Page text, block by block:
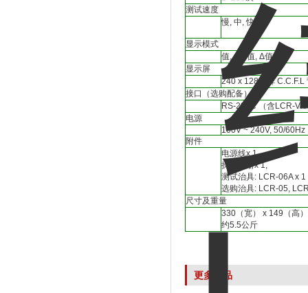
测试速度
慢, 中, 快
显示模式
值, Δ%值, Δ值
显示屏
240 x 128点阵 C.C.F.L
接口（选购配备）
RS-232C （含LCR-
电源
100V ~ 240V, 50/60Hz
附件
电源线x 1,
操作手册x 1,
测试治具: LCR-06A x 1
选购治具: LCR-05,
尺寸及重量
330（宽） x 149（高
约5.5公斤
更多产品